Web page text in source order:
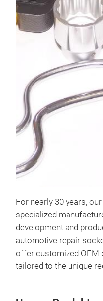
For nearly 30 years,
specialized
development and
automotive repair
offer customized OEM
tailored to the unique